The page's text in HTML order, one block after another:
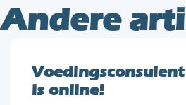
Andere
Voedingsconsulent
is online!